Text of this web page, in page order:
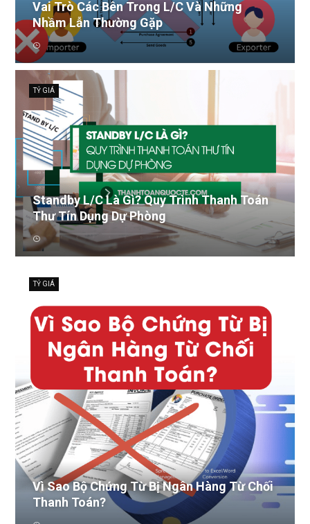
Vai Trò Các Bên Trong L/C Và Những
Nhầm Lẫn Thường Gặp
TỶ GIÁ
Standby L/C Là Gì? Quy Trình Thanh Toán
Thư Tín Dụng Dự Phòng
TỶ GIÁ
Vì Sao Bộ Chứng Từ Bị Ngân Hàng Từ Chối
Thanh Toán?